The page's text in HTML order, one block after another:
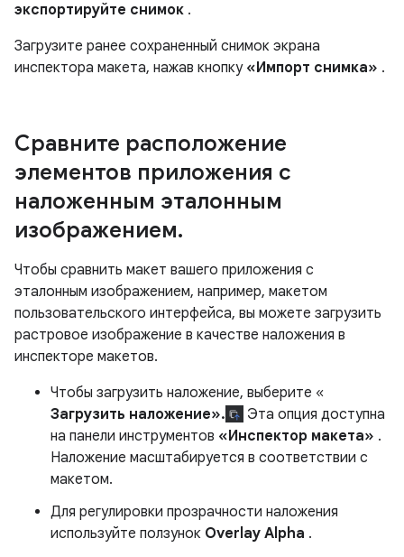
экспортируйте снимок .
Загрузите ранее сохраненный снимок экрана
инспектора макета, нажав кнопку «Импорт снимка» .
Сравните расположение
элементов приложения с
наложенным эталонным
изображением.
Чтобы сравнить макет вашего приложения с
эталонным изображением, например, макетом
пользовательского интерфейса, вы можете загрузить
растровое изображение в качестве наложения в
инспекторе макетов.
Чтобы загрузить наложение, выберите «
Загрузить наложение».
Эта опция доступна
на панели инструментов «Инспектор макета» .
Наложение масштабируется в соответствии с
макетом.
Для регулировки прозрачности наложения
используйте ползунок Overlay Alpha .